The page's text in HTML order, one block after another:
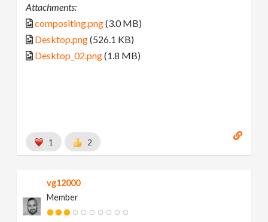
Attachments:
compositing.png(3.0 MB)
Desktop.png(526.1 KB)
Desktop_02.png(1.8 MB)
1 2
vg12000
Member